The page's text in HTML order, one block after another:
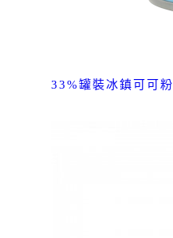
33%罐裝冰鎮可可粉